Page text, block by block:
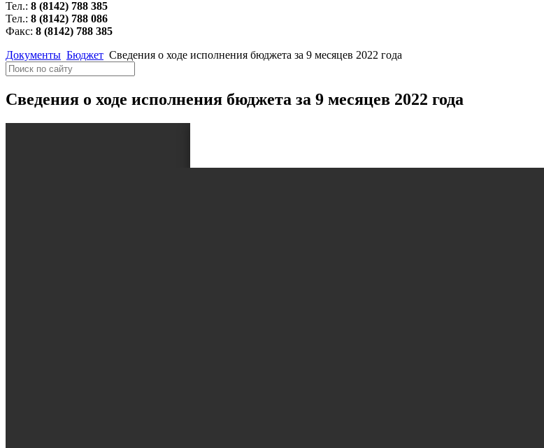
Тел.: 8 (8142) 788 385
Тел.: 8 (8142) 788 086
Факс: 8 (8142) 788 385
Документы Бюджет Cведения о ходе исполнения бюджета за 9 месяцев 2022 года
Cведения о ходе исполнения бюджета за 9 месяцев 2022 года